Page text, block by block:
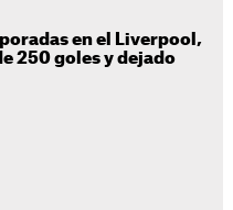
en el Liverpool,
250 goles y dejado